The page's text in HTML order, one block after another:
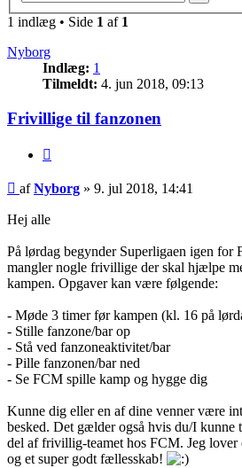
1 indlæg • Side 1 af 1
Nyborg
Indlæg: 1
Tilmeldt: 4. jun 2018, 09:13
Frivillige til fanzonen
Indlæg
afNyborg » 9. jul 2018, 14:41
Hej alle
På lørdag begynder Superligaen igen for
mangler nogle frivillige der skal hjælpe
kampen. Opgaver kan være følgende:
- Møde 3 timer før kampen (kl. 16 på
- Stille fanzone/bar op
- Stå ved fanzoneaktivitet/bar
- Pille fanzonen/bar ned
- Se FCM spille kamp og hygge dig
Kunne dig eller en af dine venner være
besked. Det gælder også hvis du/I kunne
del af frivillig-teamet hos FCM. Jeg lover
og et super godt fællesskab!